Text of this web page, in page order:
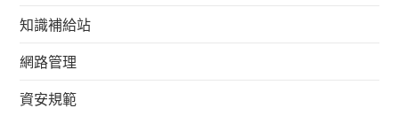
知識補給站
網路管理
資安規範